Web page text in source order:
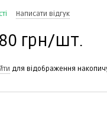
Написати відгук
грн/шт.
для відображення